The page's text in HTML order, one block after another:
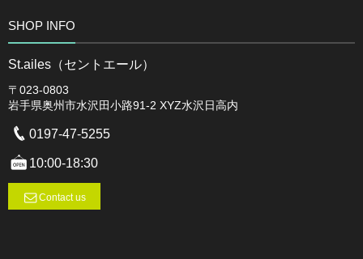
SHOP INFO
St.ailes（セントエール）
〒023-0803
岩手県奥州市水沢田小路91-2 XYZ水沢日高内
0197-47-5255
10:00-18:30
Contact us